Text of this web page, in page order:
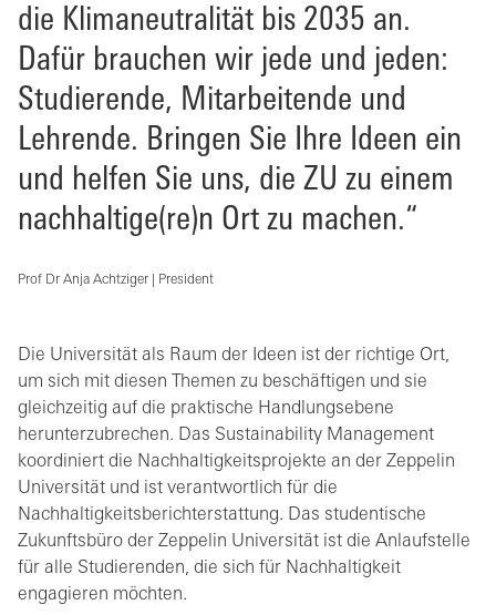
die Klimaneutralität bis 2035 an.
Dafür brauchen wir jede und jeden:
Studierende, Mitarbeitende und
Lehrende. Bringen Sie Ihre Ideen ein
und helfen Sie uns, die ZU zu einem
nachhaltige(re)n Ort zu machen.“
Prof Dr Anja Achtziger | President
Die Universität als Raum der Ideen ist der richtige Ort,
um sich mit diesen Themen zu beschäftigen und sie
gleichzeitig auf die praktische Handlungsebene
herunterzubrechen. Das Sustainability Management
koordiniert die Nachhaltigkeitsprojekte an der Zeppelin
Universität und ist verantwortlich für die
Nachhaltigkeitsberichterstattung. Das studentische
Zukunftsbüro der Zeppelin Universität ist die Anlaufstelle
für alle Studierenden, die sich für Nachhaltigkeit
engagieren möchten.